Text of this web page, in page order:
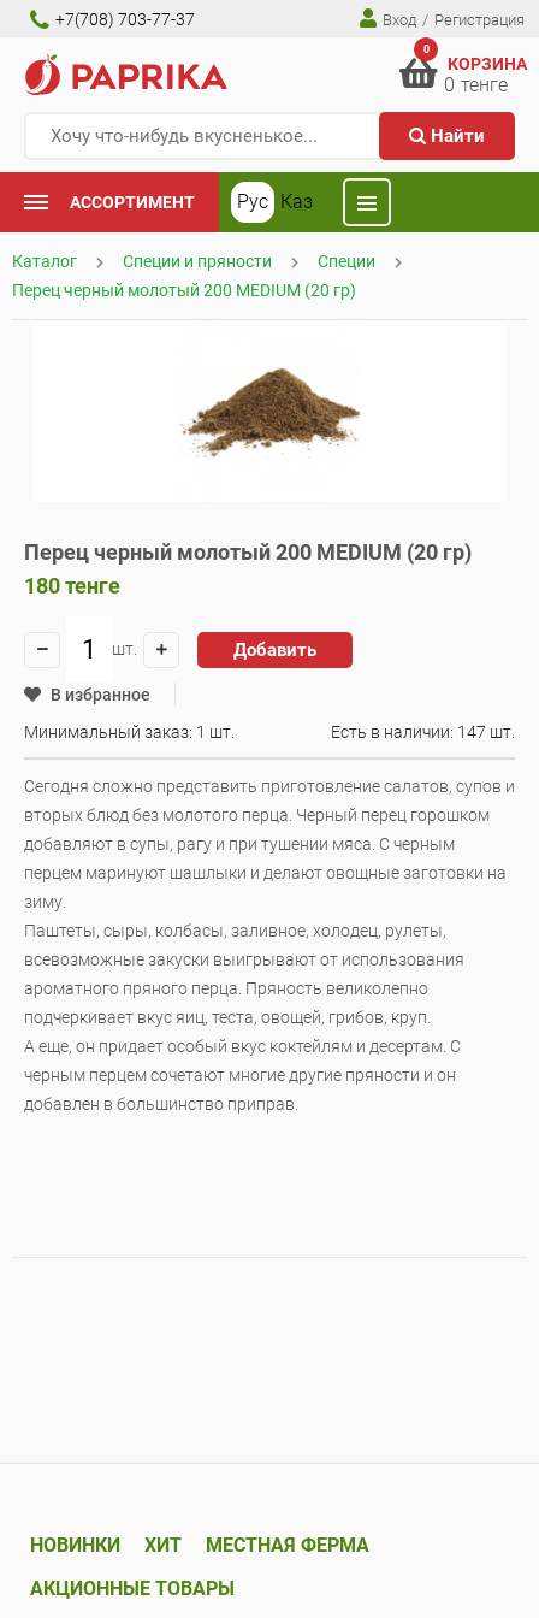
+7(708) 703-77-37 Вход / Регистрация
Найти
0
КОРЗИНА
0 тенге
АССОРТИМЕНТ Рус Каз
Каталог Специи и пряности
Специи
Перец черный молотый 200 MEDIUM (20 гр)
Перец черный молотый 200 MEDIUM (20 гр)
180тенге
шт. Добавить
В избранное
Минимальный заказ: 1 шт.
Есть в наличии: 147 шт.
Сегодня сложно представить приготовление салатов, супов и
вторых блюд без молотого перца. Черный перец горошком
добавляют в супы, рагу и при тушении мяса. С черным
перцем маринуют шашлыки и делают овощные заготовки на
зиму.
Паштеты, сыры, колбасы, заливное, холодец, рулеты,
всевозможные закуски выигрывают от использования
ароматного пряного перца. Пряность великолепно
подчеркивает вкус яиц, теста, овощей, грибов, круп.
А еще, он придает особый вкус коктейлям и десертам. С
черным перцем сочетают многие другие пряности и он
добавлен в большинство приправ.
НОВИНКИ ХИТ
МЕСТНАЯ ФЕРМА
АКЦИОННЫЕ ТОВАРЫ